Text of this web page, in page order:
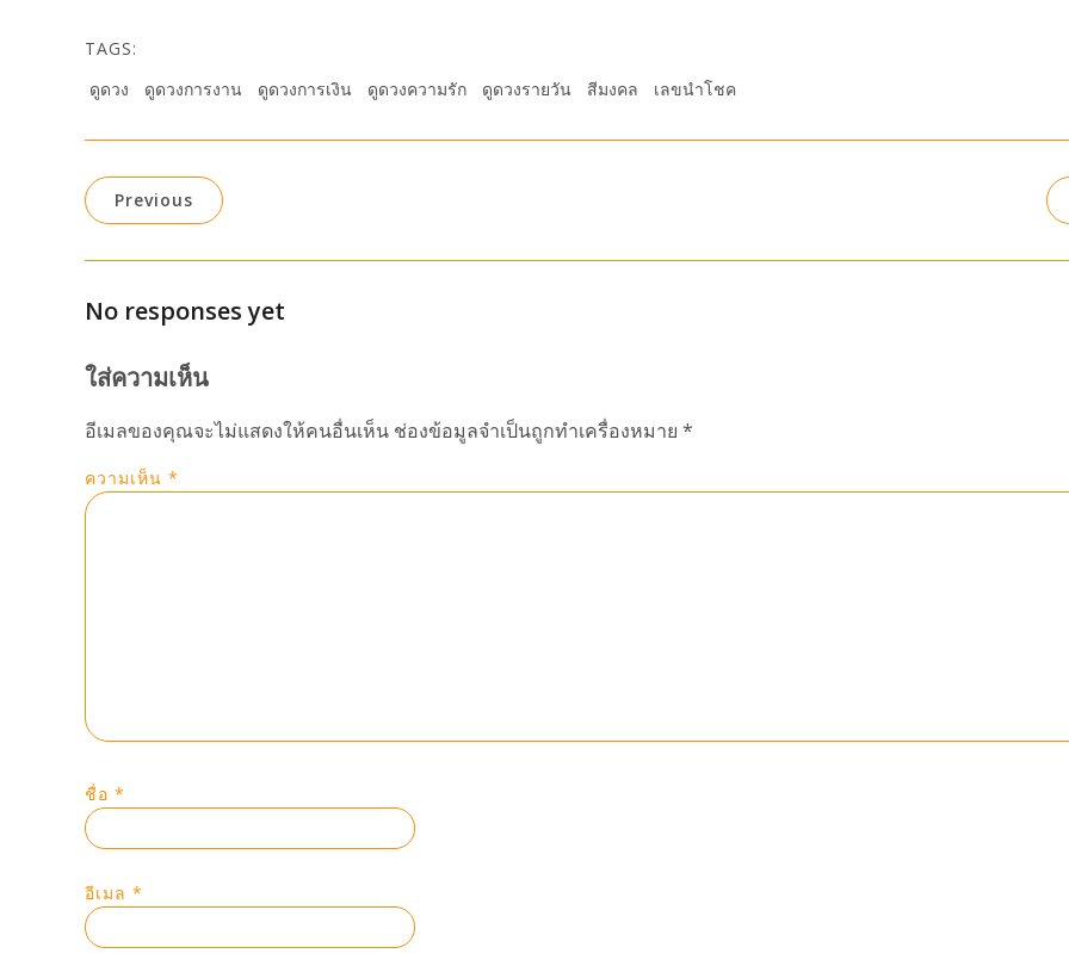
TAGS:
ดูดวง
ดูดวงการงาน ดูดวงการเงิน ดูดวงความรัก ดูดวงรายวัน สีมงคล เลขนำโชค
Previous
No responses yet
ใส่ความเห็น
อีเมลของคุณจะไม่แสดงให้คนอื่นเห็น ช่องข้อมูลจำเป็นถูกทำเครื่องหมาย *
ความเห็น *
ชื่อ *
อีเมล *